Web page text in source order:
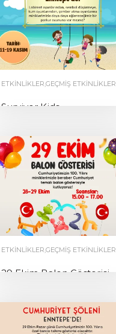
ETKINLIKLER,GEÇMIŞ ETKINLIKLER
Survivor Kids
byENNTEPE 0
ETKINLIKLER,GEÇMIŞ ETKINLIKLER
29 Ekim Balon Gösterisi
ENNTEPE 0